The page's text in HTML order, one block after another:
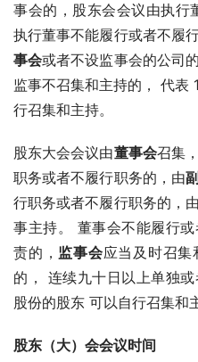
事会的，股东会会议由执行
执行董事不能履行或者不履
事会或者不设监事会的公司的
监事不召集和主持的， 代表
行召集和主持。
股东大会会议由董事会召集
职务或者不履行职务的，由
行职务或者不履行职务的，
事主持。 董事会不能履行
责的， 监事会应当及时召
的， 连续九十日以上单独
股份的股东 可以自行召集和
股东（大）会会议时间